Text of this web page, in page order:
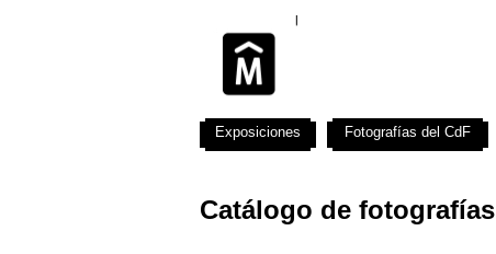
Catálogo de fotografías
Exposiciones Fotografías del CdF